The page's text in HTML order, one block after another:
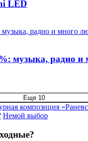
LED
музыка, радио и
Еще 10
композиция
Немой выбор